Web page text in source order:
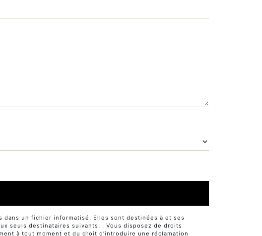
un fichier informatisé. Elles sont destinées à et ses
seuls destinataires suivants: . Vous disposez de droits
à tout moment et du droit d’introduire une réclamation